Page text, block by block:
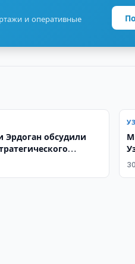
и оперативные
Эрдоган обсудили